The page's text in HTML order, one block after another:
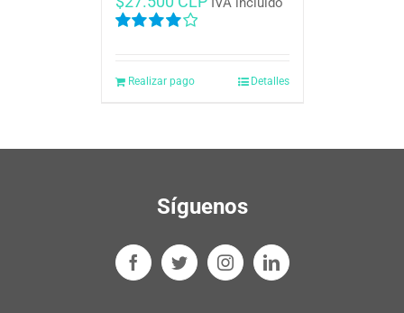
5 Realizar pago Detalles
Síguenos